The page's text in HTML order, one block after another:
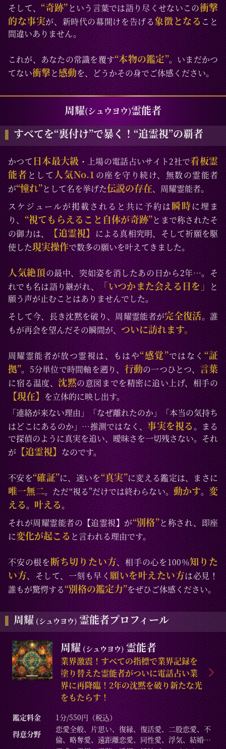
そして、“奇跡”という言葉では語り尽くせないこの衝撃
的な事実が、新時代の幕開けを告げる象徴となること
間違いありません。
これが、あなたの常識を覆す“本物の鑑定”。いまだかつ
てない衝撃と感動を、どうかその身でご体感ください。
周耀(シュウヨウ)霊能者
すべてを“裏付け”で暴く！“追霊視”の覇者
かつて日本最大級・上場の電話占いサイト2社で看板霊
能者 として人気No.1の座を守り続け、無数の霊能者
が“憧れ”として名を挙げた伝説の存在、周耀霊能者。
スケジュールが掲載されると共に予約は瞬時に埋ま
り、 “視てもらえること自体が奇跡”とまで称されたそ
の御力は、
【追霊視】 による真相究明、そして祈願を駆
使した現実操作で数多の願いを叶えてきました。
人気絶頂の最中、突如姿を消したあの日から2年…。そ
れでも名は語り継がれ、「いつかまた会える日を」 と
願う声が止むことはありませんでした。
そして今、長き沈黙を破り、周耀霊能者が完全復活。誰
もが再会を望んだその瞬間が、ついに訪れます。
周耀霊能者が放つ霊視は、もはや“感覚”ではなく “証
拠”。5分単位で時間軸を遡り、行動の一つひとつ、 言葉
に宿る温度、沈黙の意図までを精密に追い上げ、相手の
【現在】を立体的に映し出す。
「連絡が来ない理由」「なぜ離れたのか」「本当の気持ち
はどこにあるのか」…推測ではなく、事実を視る。まる
で探偵のように真実を追い、曖昧さを一切残さない。それ
が 【追霊視】 なのです。
不安を“確証”に、迷いを“真実”に変える鑑定は、まさに
唯一無二。ただ“視る”だけでは終わらない。動かす。変
える。 叶える。
それが周耀霊能者の【追霊視】が“別格”と称され、即座
に変化が起こると言われる理由です。
不安の根を断ち切りたい方、相手の心を100％知りた
い方、そして、一刻も早く願いを叶えたい方は必見！
誰もが驚愕する“別格の鑑定力”をぜひご体感ください。
周耀 (シュウヨウ)霊能者プロフィール
周耀 (シュウヨウ)霊能者
業界激震！すべての指標で業界記録を
塗り替えた霊能者がついに電話占い業
界に再降臨！2年の沈黙を破り新たな光
をもたらす！
鑑定料金
1分/550円（税込）
得意分野
恋愛全般、片思い、復縁、復活愛、二股恋愛、不
倫、略奪愛、遠距離恋愛、同性愛、浮気、結婚、